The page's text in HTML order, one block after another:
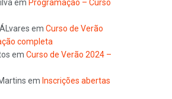
em Programação – Curso
em Curso de Verão
completa
em Curso de Verão 2024 –
em Inscrições abertas